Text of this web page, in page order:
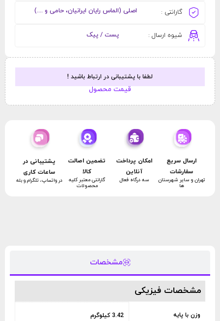
گارانتی : اصلی (الماس رایان ایرانیان، حامی و ....)
شیوه ارسال : پست / پیک
لطفا با پشتیبانی در ارتباط باشید !
قیمت محصول
ارسال سریع
سفارشات
تهران و سایر شهرستان
ها
امکان پرداخت
آنلاین
سه درگاه فعال
تضمین اصالت
کالا
گارانتی معتبر کلیه
محصولات
پشتیبانی در
ساعات کاری
در واتساپ، تلگرام و بله
مشخصات
مشخصات فیزیکی
وزن با پایه 3.42 کیلوگرم